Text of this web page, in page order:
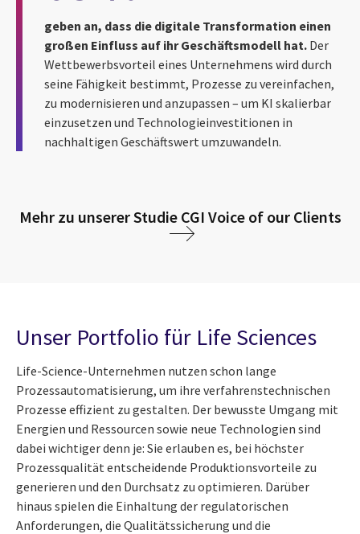
geben an, dass die digitale Transformation einen
großen Einfluss auf ihr Geschäftsmodell hat. Der
Wettbewerbsvorteil eines Unternehmens wird durch
seine Fähigkeit bestimmt, Prozesse zu vereinfachen,
zu modernisieren und anzupassen – um KI skalierbar
einzusetzen und Technologieinvestitionen in
nachhaltigen Geschäftswert umzuwandeln.
Mehr zu unserer Studie CGI Voice of our Clients
Unser Portfolio für Life Sciences
Life-Science-Unternehmen nutzen schon lange
Prozessautomatisierung, um ihre verfahrenstechnischen
Prozesse effizient zu gestalten. Der bewusste Umgang mit
Energien und Ressourcen sowie neue Technologien sind
dabei wichtiger denn je: Sie erlauben es, bei höchster
Prozessqualität entscheidende Produktionsvorteile zu
generieren und den Durchsatz zu optimieren. Darüber
hinaus spielen die Einhaltung der regulatorischen
Anforderungen, die Qualitätssicherung und die